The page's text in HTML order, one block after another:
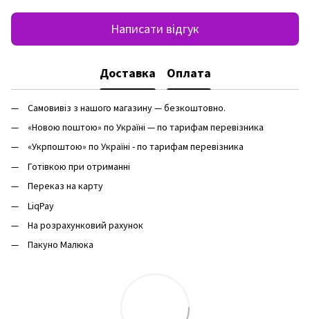
Написати відгук
Доставка Оплата
Самовивіз з нашого магазину — безкоштовно.
«Новою поштою» по Україні — по тарифам перевізника
«Укрпоштою» по Україні - по тарифам перевізника
Готівкою при отриманні
Переказ на карту
LiqPay
На розрахунковий рахунок
Пакуно Малюка